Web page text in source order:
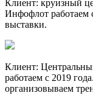
Клиент: круизный
Инфофлот работаем
выставки.
Клиент:
работаем с 2019
организовываем